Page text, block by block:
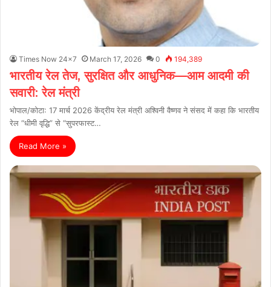
Times Now 24x7 March 17, 2026 0 194,389
भारतीय रेल तेज, सुरक्षित और आधुनिक—आम आदमी की
सवारी: रेल मंत्री
भोपाल/कोटा: 17 मार्च 2026 केंद्रीय रेल मंत्री अश्विनी वैष्णव ने संसद में कहा कि भारतीय
रेल “धीमी वृद्धि” से “सुपरफास्ट…
Read More »